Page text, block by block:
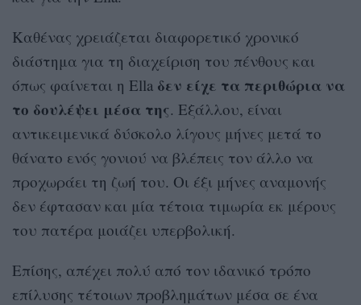
Καθένας χρειάζεται διαφορετικό χρονικό
διάστημα για τη διαχείριση του πένθους και
όπως φαίνεται η Ella δεν είχε τα περιθώρια να
το δουλέψει μέσα της. Εξάλλου, είναι
αντικειμενικά δύσκολο λίγους μήνες μετά το
θάνατο ενός γονιού να βλέπεις τον άλλο να
προχωράει τη ζωή του. Οι έξι μήνες αναμονής
δεν έφτασαν και μία τέτοια τιμωρία εκ μέρους
του πατέρα μοιάζει υπερβολική.
Επίσης, απέχει πολύ από τον ιδανικό τρόπο
επίλυσης τέτοιων προβλημάτων μέσα σε ένα